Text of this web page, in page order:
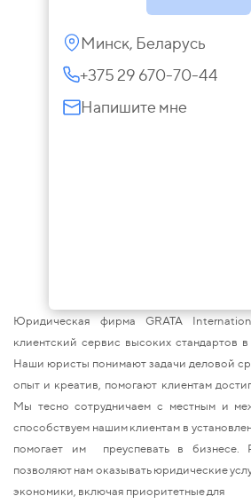
Минск, Беларусь
+375 29 670-70-44
Напишите мне
Юридическая фирма GRATA
клиентский сервис высоких стандартов
Наши юристы понимают задачи деловой
опыт и креатив, помогают клиентам
Мы тесно сотрудничаем с местным и
способствуем нашим клиентам в
помогает им преуспевать в бизнесе.
позволяют нам оказывать юридические
экономики, включая приоритетные для